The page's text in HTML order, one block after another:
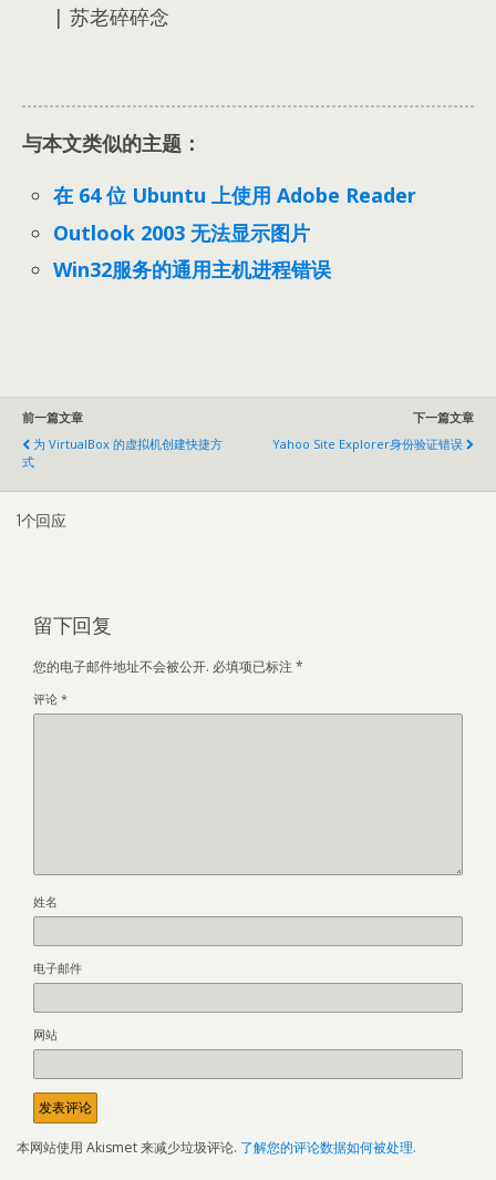
| 苏老碎碎念
与本文类似的主题：
在 64 位 Ubuntu 上使用 Adobe Reader
Outlook 2003 无法显示图片
Win32服务的通用主机进程错误
前一篇文章
为 VirtualBox 的虚拟机创建快捷方
式
下一篇文章
Yahoo Site Explorer身份验证错误
1个回应
留下回复
您的电子邮件地址不会被公开. 必填项已标注 *
评论 *
姓名
电子邮件
网站
本网站使用 Akismet 来减少垃圾评论. 了解您的评论数据如何被处理.